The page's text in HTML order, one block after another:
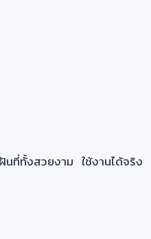
ที่ทั้งสวยงาม ใช้งานได้จริง